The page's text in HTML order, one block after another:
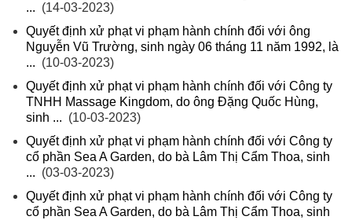
... (14-03-2023)
Quyết định xử phạt vi phạm hành chính đối với ông
Nguyễn Vũ Trường, sinh ngày 06 tháng 11 năm 1992, là
... (10-03-2023)
Quyết định xử phạt vi phạm hành chính đối với Công ty
TNHH Massage Kingdom, do ông Đặng Quốc Hùng,
sinh ... (10-03-2023)
Quyết định xử phạt vi phạm hành chính đối với Công ty
cổ phần Sea A Garden, do bà Lâm Thị Cẩm Thoa, sinh
... (03-03-2023)
Quyết định xử phạt vi phạm hành chính đối với Công ty
cổ phần Sea A Garden, do bà Lâm Thị Cẩm Thoa, sinh